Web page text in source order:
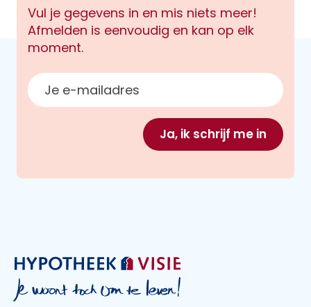
Vul je gegevens in en mis niets meer!
Afmelden is eenvoudig en kan op elk
moment.
E-mailadres
Ja, ik schrijf me in